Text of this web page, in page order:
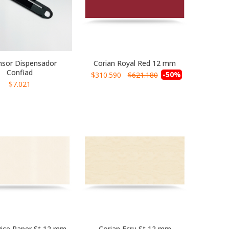
Dispensador
Confiad
$7.021
Corian Royal Red 12 mm
-50%
Precio
$310.590 $621.180